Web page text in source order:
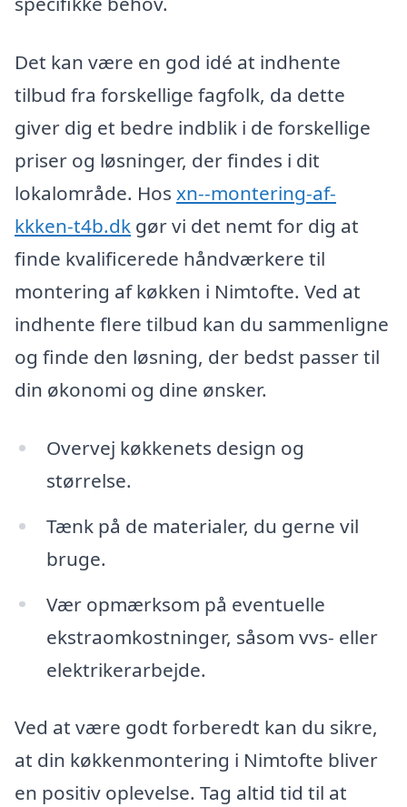
Det kan være en god idé at indhente
tilbud fra forskellige fagfolk, da dette
giver dig et bedre indblik i de forskellige
priser og løsninger, der findes i dit
lokalområde. Hos xn--montering-af-
kkken-t4b.dk gør vi det nemt for dig at
finde kvalificerede håndværkere til
montering af køkken i Nimtofte. Ved at
indhente flere tilbud kan du sammenligne
og finde den løsning, der bedst passer til
din økonomi og dine ønsker.
Overvej køkkenets design og
størrelse.
Tænk på de materialer, du gerne vil
bruge.
Vær opmærksom på eventuelle
ekstraomkostninger, såsom vvs- eller
elektrikerarbejde.
Ved at være godt forberedt kan du sikre,
at din køkkenmontering i Nimtofte bliver
en positiv oplevelse. Tag altid tid til at